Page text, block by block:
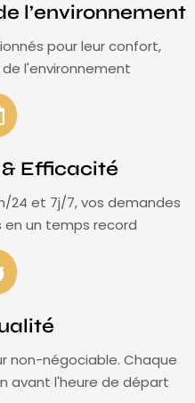
l’environnement
pour leur confort,
l'environnement
Efficacité
24 et 7j/7, vos demandes
un temps record
non-négociable. Chaque
avant l'heure de départ